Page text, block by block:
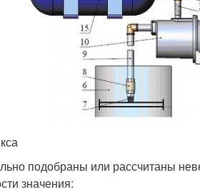
подобраны или рассчитаны
значения: